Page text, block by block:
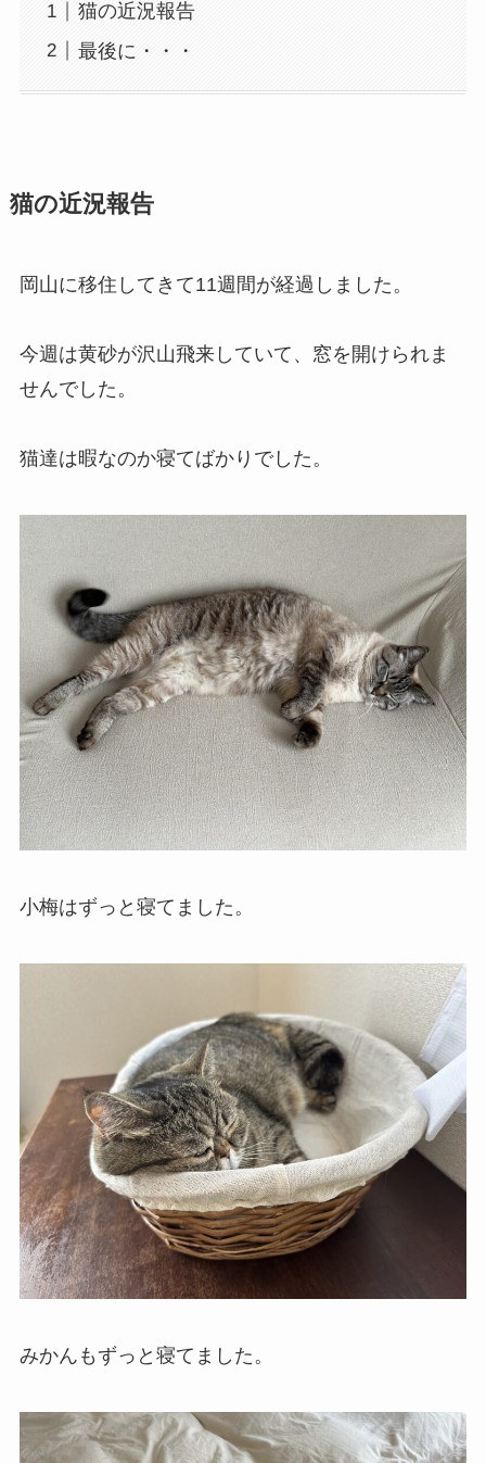
猫の近況報告
最後に・・・
猫の近況報告
岡山に移住してきて11週間が経過しました。
今週は黄砂が沢山飛来していて、窓を開けられま
せんでした。
猫達は暇なのか寝てばかりでした。
小梅はずっと寝てました。
みかんもずっと寝てました。